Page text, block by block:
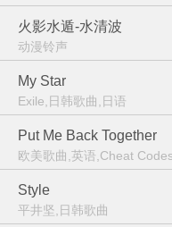
火影水遁-水清波
动漫铃声
My Star
Exile,日韩歌曲,日语
Put Me Back Together
欧美歌曲,英语,Cheat
Style
平井坚,日韩歌曲